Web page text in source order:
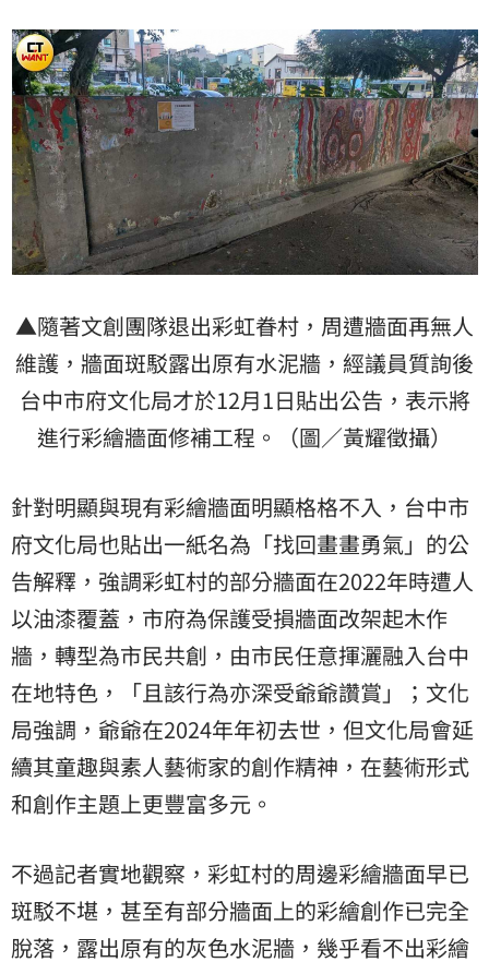
▲隨著文創團隊退出彩虹眷村，周遭牆面再無人
維護，牆面斑駁露出原有水泥牆，經議員質詢後
台中市府文化局才於12月1日貼出公告，表示將
進行彩繪牆面修補工程。（圖／黃耀徵攝）
針對明顯與現有彩繪牆面明顯格格不入，台中市
府文化局也貼出一紙名為「找回畫畫勇氣」的公
告解釋，強調彩虹村的部分牆面在2022年時遭人
以油漆覆蓋，市府為保護受損牆面改架起木作
牆，轉型為市民共創，由市民任意揮灑融入台中
在地特色，「且該行為亦深受爺爺讚賞」；文化
局強調，爺爺在2024年年初去世，但文化局會延
續其童趣與素人藝術家的創作精神，在藝術形式
和創作主題上更豐富多元。
不過記者實地觀察，彩虹村的周邊彩繪牆面早已
斑駁不堪，甚至有部分牆面上的彩繪創作已完全
脫落，露出原有的灰色水泥牆，幾乎看不出彩繪